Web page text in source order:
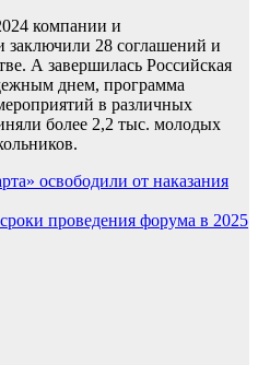
компании и
заключили 28 соглашений и
А завершилась Российская
днем, программа
в различных
более 2,2 тыс. молодых
освободили от наказания
проведения форума в 2025